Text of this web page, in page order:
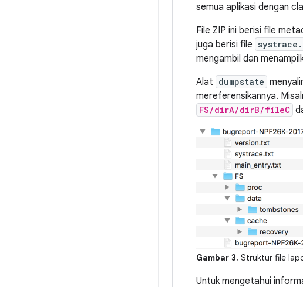
semua aplikasi dengan
File ZIP ini berisi file
juga berisi file
mengambil dan
Alat dumpstate
mereferensikannya.
FS/dirA/dirB/fileC
Gambar 3. Struktur file
Untuk mengetahui